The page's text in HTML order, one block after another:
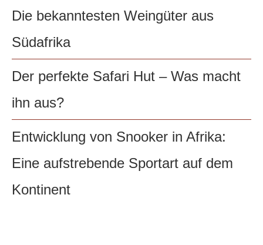
Die bekanntesten Weingüter aus
Südafrika
Der perfekte Safari Hut – Was macht
ihn aus?
Entwicklung von Snooker in Afrika:
Eine aufstrebende Sportart auf dem
Kontinent